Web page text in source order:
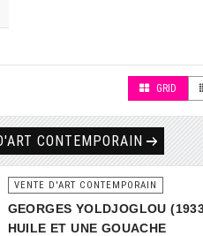
GRID
CONTEMPORAIN
VENTE D'ART CONTEMPORAIN
GEORGES YOLDJOGLOU
HUILE ET UNE GOUACHE